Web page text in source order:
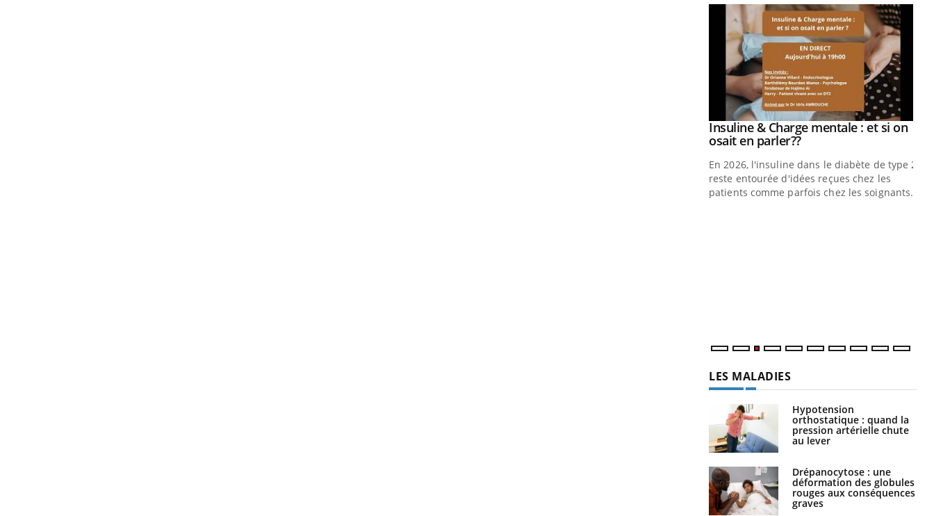
Youtube
Insuline & Charge mentale : et si on
osait en parler??Youtube
En 2026, l'insuline dans le diabète de type 2
reste entourée d'idées reçues chez les
patients comme parfois chez les soignants.
LES MALADIES
Hypotension
orthostatique : quand la
pression artérielle chute
au lever
Drépanocytose : une
déformation des globules
rouges aux conséquences
graves